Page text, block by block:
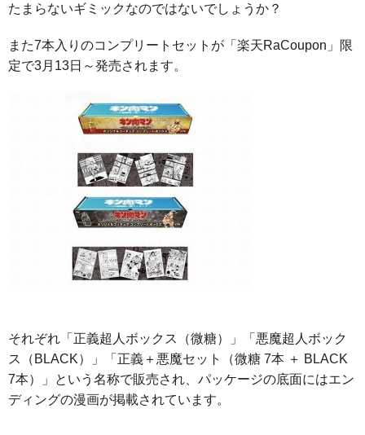
たまらないギミックなのではないでしょうか？
また7本入りのコンプリートセットが「楽天RaCoupon」限
定で3月13日～発売されます。
それぞれ「正義超人ボックス（微糖）」「悪魔超人ボック
ス（BLACK）」「正義＋悪魔セット（微糖 7本 ＋ BLACK
7本）」という名称で販売され、パッケージの底面にはエン
ディングの漫画が掲載されています。